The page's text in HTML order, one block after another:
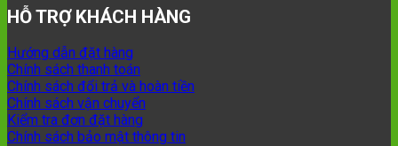
HỖ TRỢ KHÁCH HÀNG
Hướng dẫn đặt hàng
Chính sách thanh toán
Chính sách đổi trả và hoàn tiền
Chính sách vận chuyển
Kiểm tra đơn đặt hàng
Chính sách bảo mật thông tin